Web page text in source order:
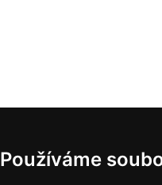
Používáme